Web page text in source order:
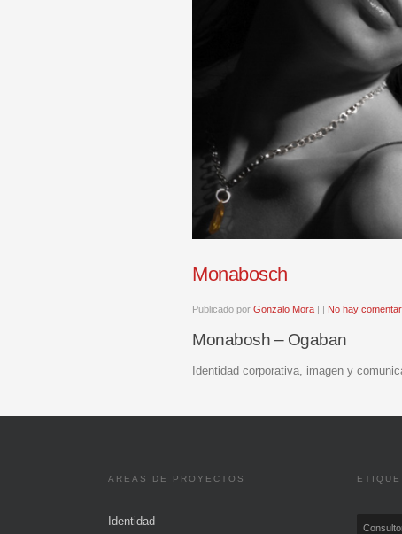
Monabosch
Publicado por Gonzalo Mora | | No hay
Monabosh – Ogaban
Identidad corporativa, imagen y
AREAS DE PROYECTOS
Identidad